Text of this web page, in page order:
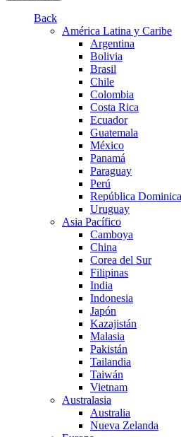
Back
América Latina y Caribe
Argentina
Bolivia
Brasil
Chile
Colombia
Costa Rica
Ecuador
Guatemala
México
Panamá
Paraguay
Perú
República
Uruguay
Asia Pacífico
Camboya
China
Corea del Sur
Filipinas
India
Indonesia
Japón
Kazajistán
Malasia
Pakistán
Tailandia
Taiwán
Vietnam
Australasia
Australia
Nueva Zelanda